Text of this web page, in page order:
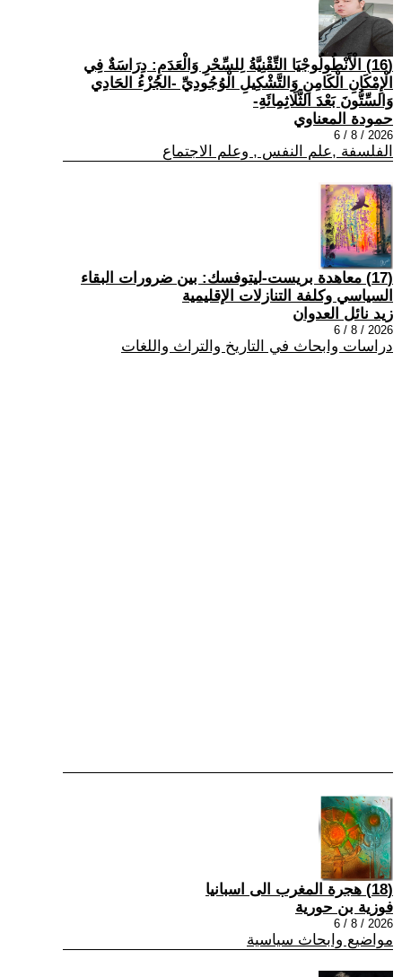
(16) الْأَنْطُولُوجْيَا التِّقْنِيَّةُ لِلسِّحْرِ وَالْعَدَمِ: دِرَاسَةٌ فِي
الْإِمْكَانِ الْكَامِنِ وَالتَّشْكِيلِ الْوُجُودِيِّ -الجُزْءُ الحَادِي
وَالسِّتُّونَ بَعْدَ الثَّلَاثِمِائَةِ-
حمودة المعناوي
2026 / 8 / 6
الفلسفة ,علم النفس , وعلم الاجتماع
(17) معاهدة بريست-ليتوفسك: بين ضرورات البقاء
السياسي وكلفة التنازلات الإقليمية
زيد نائل العدوان
2026 / 8 / 6
دراسات وابحاث في التاريخ والتراث واللغات
(18) هجرة المغرب الى اسبانيا
فوزية بن حورية
2026 / 8 / 6
مواضيع وابحاث سياسية